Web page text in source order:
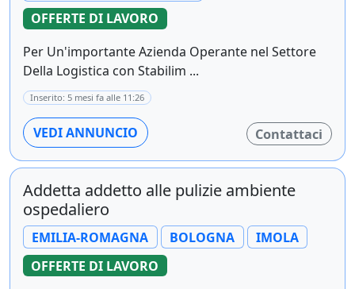
OFFERTE DI LAVORO
Per Un'importante Azienda Operante nel Settore
Della Logistica con Stabilim ...
Inserito: 5 mesi fa alle 11:26
VEDI ANNUNCIO Contattaci
Addetta addetto alle pulizie ambiente
ospedaliero
EMILIA-ROMAGNA BOLOGNA
IMOLA
OFFERTE DI LAVORO